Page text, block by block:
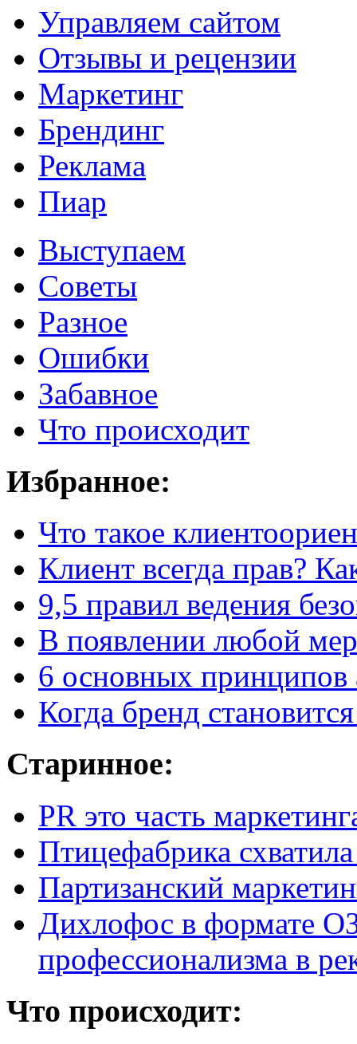
Управляем сайтом
Отзывы и рецензии
Маркетинг
Брендинг
Реклама
Пиар
Выступаем
Советы
Разное
Ошибки
Забавное
Что происходит
Избранное:
Что такое
Клиент всегда прав?
9,5 правил ведения
В появлении любой
6 основных принципов
Когда бренд
Старинное:
PR это часть
Птицефабрика
Партизанский
Дихлофос в формате
профессионализма в
Что происходит: